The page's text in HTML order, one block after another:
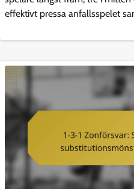
effektivt pressa anfallsspelet